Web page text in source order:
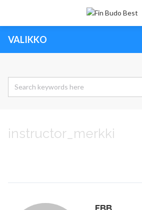
VALIKKO
instructor_merkki